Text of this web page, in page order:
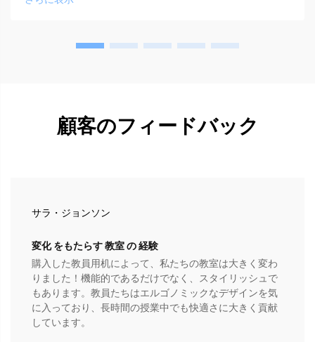
顧客のフィードバック
サラ・ジョンソン
変化 をもたらす 教室 の 経験
購入した教員用机によって、私たちの教室は大きく変わ
りました！機能的であるだけでなく、スタイリッシュで
もあります。教員たちはエルゴノミックなデザインを気
に入っており、長時間の授業中でも快適さに大きく貢献
しています。